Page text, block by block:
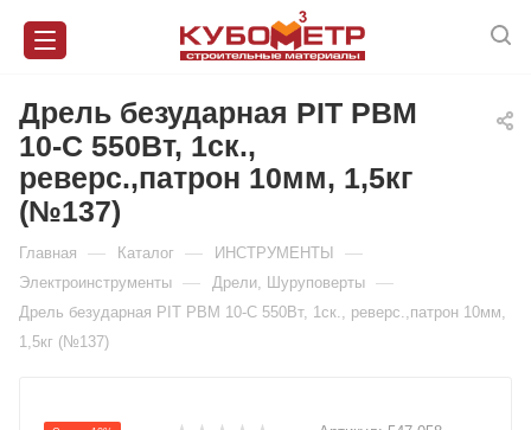
Дрель безударная PIT PBM
10-C 550Вт, 1ск.,
реверс.,патрон 10мм, 1,5кг
(№137)
Главная — Каталог — ИНСТРУМЕНТЫ —
Электроинструменты — Дрели, Шуруповерты —
Дрель безударная PIT PBM 10-C 550Вт, 1ск., реверс.,патрон 10мм,
1,5кг (№137)